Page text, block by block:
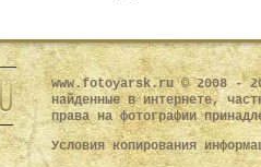
www.fotoyarsk.ru © 2008 -
найденные в интернете,
права на фотографии
Условия копирования